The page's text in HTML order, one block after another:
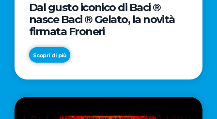
Dal gusto iconico di Baci ®
nasce Baci ® Gelato, la novità
firmata Froneri
Scopri di più